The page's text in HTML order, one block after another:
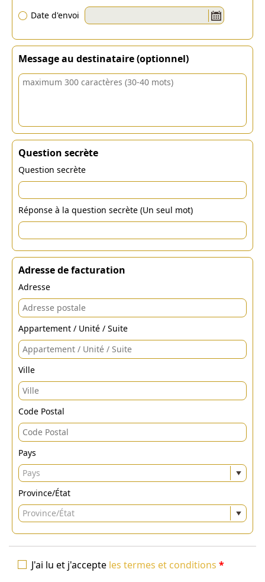
Date d'envoi
Message au destinataire (optionnel)
Question secrète
Question secrète
Réponse à la question secrète (Un seul mot)
Adresse de facturation
Adresse
Appartement / Unité / Suite
Ville
Code Postal
Pays
Pays
Province/État
Province/État
J'ai lu et j'accepte les termes et conditions *